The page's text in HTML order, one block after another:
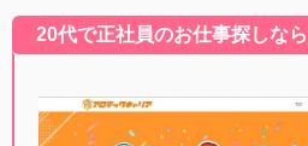
20代で正社員のお仕事探しなら